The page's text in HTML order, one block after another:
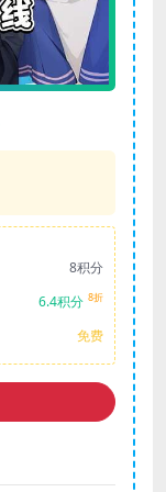
8积分
6.4积分 8折
免费